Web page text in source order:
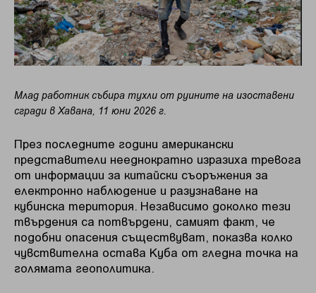
Млад работник събира тухли от руините на изоставени
сгради в Хавана, 11 юни 2026 г.
През последните години американски
представители нееднократно изразиха тревога
от информации за китайски съоръжения за
електронно наблюдение и разузнаване на
кубинска територия. Независимо доколко тези
твърдения са потвърдени, самият факт, че
подобни опасения съществуват, показва колко
чувствителна остава Куба от гледна точка на
голямата геополитика.